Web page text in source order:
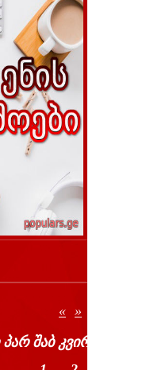
« »
ᲞᲐᲠ ᲨᲐᲑ ᲙᲕᲘᲠ